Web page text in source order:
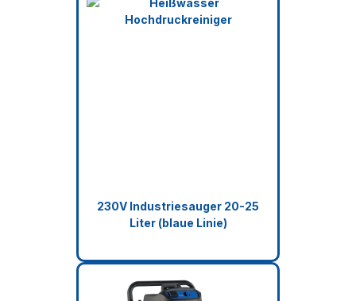
230V Industriesauger 20-25
Liter (blaue Linie)